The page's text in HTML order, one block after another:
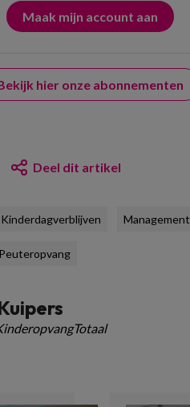
hier onze abonnementen
Deel dit artikel
Kinderdagverblijven Management
Peuteropvang